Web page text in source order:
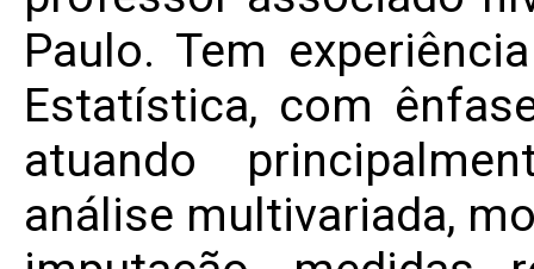
Paulo. Tem
Estatística, com
atuando
análise multivariada,